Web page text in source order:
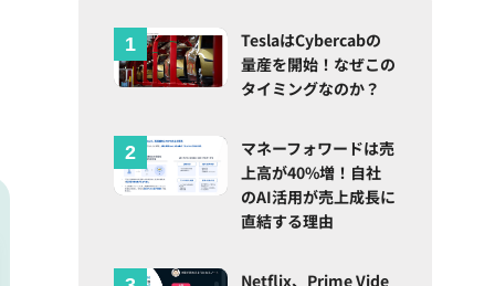
TeslaはCybercabの
量産を開始！なぜこの
タイミングなのか？
マネーフォワードは売
上高が40%増！自社
のAI活用が売上成長に
直結する理由
Netflix、Prime Vide